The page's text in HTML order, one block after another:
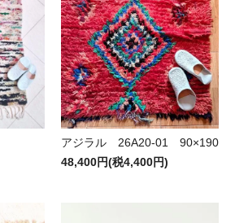
アジラル 26A20-01 90×190
48,400円(税4,400円)